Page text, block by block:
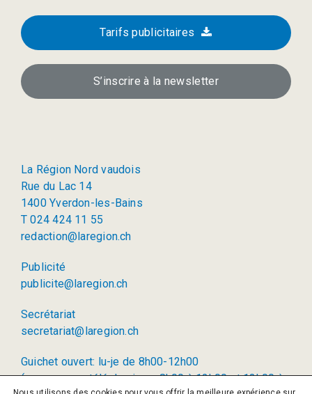
Tarifs publicitaires
S’inscrire à la newsletter
La Région Nord vaudois
Rue du Lac 14
1400 Yverdon-les-Bains
T 024 424 11 55
redaction@laregion.ch
Publicité
publicite@laregion.ch
Secrétariat
secretariat@laregion.ch
Guichet ouvert: lu-je de 8h00-12h00
(permanence téléphonique: 8h00 à 12h00 et 13h00 à